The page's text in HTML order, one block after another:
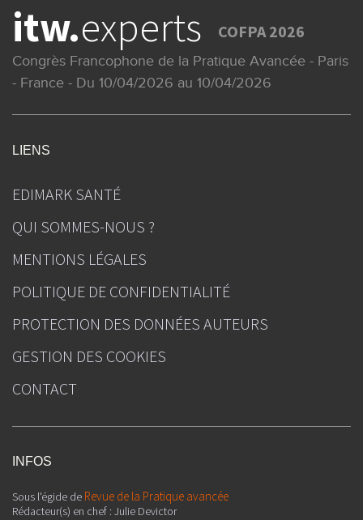
itw.experts COFPA 2026
Congrès Francophone de la Pratique Avancée - Paris
- France - Du 10/04/2026 au 10/04/2026
INFOS
Sous l'égide de Revue de la Pratique avancée
Rédacteur(s) en chef : Julie Devictor
LIENS
EDIMARK SANTÉ
QUI SOMMES-NOUS ?
MENTIONS LÉGALES
POLITIQUE DE CONFIDENTIALITÉ
PROTECTION DES DONNÉES AUTEURS
GESTION DES COOKIES
CONTACT